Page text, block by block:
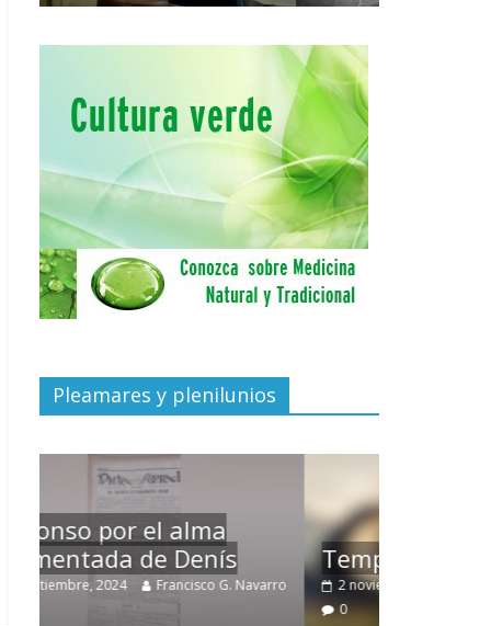
Pleamares y plenilunios
Temprano oficio de lector
2 noviembre, 2024
Francisco G. Navarro